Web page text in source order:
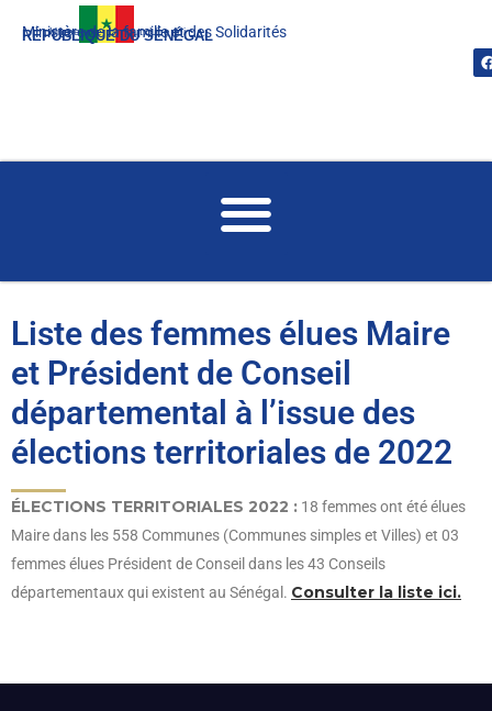
RÉPUBLIQUE DU SÉNÉGAL
Un peuple, Un but, Une foi
Ministère de la famille et des Solidarités
Liste des femmes élues Maire
et Président de Conseil
départemental à l’issue des
élections territoriales de 2022
ÉLECTIONS TERRITORIALES 2022 : 18 femmes ont été élues
Maire dans les 558 Communes (Communes simples et Villes) et 03
femmes élues Président de Conseil dans les 43 Conseils
départementaux qui existent au Sénégal. Consulter la liste ici.